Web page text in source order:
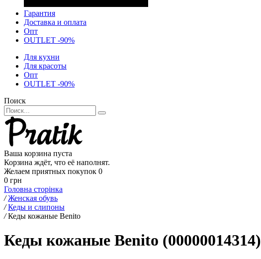
Гарантия
Доставка и оплата
Опт
OUTLET -90%
Для кухни
Для красоты
Опт
OUTLET -90%
Поиск
Ваша корзина пуста
Корзина ждёт, что её наполнят.
Желаем приятных покупок 0
0 грн
Головна сторінка
/ Женская обувь
/ Кеды и слипоны
/ Кеды кожаные Benito
Кеды кожаные Benito (00000014314)